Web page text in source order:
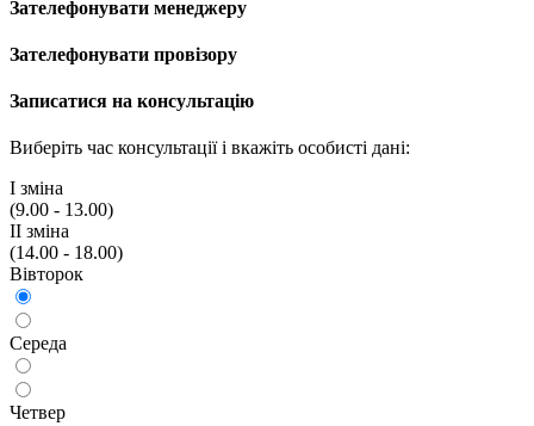
Зателефонувати менеджеру
Зателефонувати провізору
Записатися на консультацію
Виберіть час консультації і вкажiть особисті дані:
I змiна
(9.00 - 13.00)
II змiна
(14.00 - 18.00)
Вiвторок
Середа
Четвер